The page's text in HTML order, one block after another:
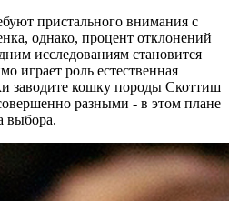
пристального внимания с
однако, процент отклонений
исследованиям становится
играет роль естественная
заводите кошку породы Скоттиш
разными - в этом плане
выбора.